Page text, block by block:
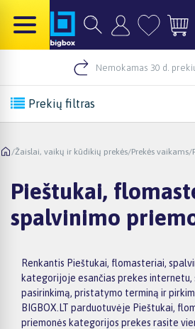
Nemokamas 30 d.
Prekių filtras
/Žaislai, vaikų ir kūdikių prekės/Prekės vaikams/
Pieštukai,
spalvinimo
Renkantis Pieštukai, flomasteriai,
kategorijoje esančias prekes internetu,
pasirinkimą, pristatymo terminą ir
BIGBOX.LT parduotuvėje Pieštukai,
priemonės kategorijos prekes rasite